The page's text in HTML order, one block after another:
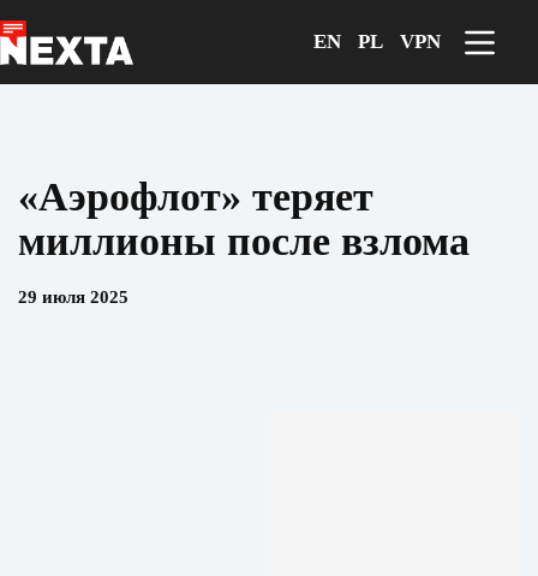
к
сути
EN PL VPN
«Аэрофлот» теряет
миллионы после взлома
29 июля 2025